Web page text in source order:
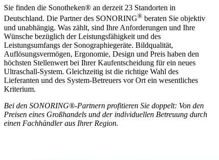
Sie finden die Sonotheken® an derzeit 23 Standorten in
Deutschland. Die Partner des SONORING® beraten Sie objektiv
und unabhängig. Was zählt, sind Ihre Anforderungen und Ihre
Wünsche bezüglich der Leistungsfähigkeit und des
Leistungsumfangs der Sonographiegeräte. Bildqualität,
Auflösungsvermögen, Ergonomie, Design und Preis haben den
höchsten Stellenwert bei Ihrer Kaufentscheidung für ein neues
Ultraschall-System. Gleichzeitig ist die richtige Wahl des
Lieferanten und des System-Betreuers vor Ort ein wesentliches
Kriterium.
Bei den SONORING®-Partnern profitieren Sie doppelt: Von den
Preisen eines Großhandels und der individuellen Betreuung durch
einen Fachhändler aus Ihrer Region.